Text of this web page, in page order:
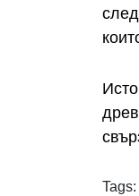
Tags: